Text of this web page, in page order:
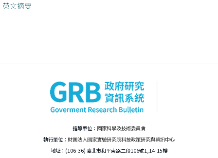
英文摘要
指導單位： 國家科學及技術委員會
執行單位： 財團法人國家實驗研究院科技政策研究與資訊中心
地址：(106-36) 臺北市和平東路二段106號1,14-15樓